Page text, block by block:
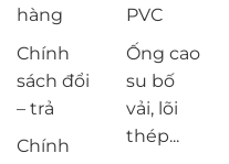
hàng
Chính
sách đổi
– trả
Chính
PVC
Ống cao
su bố
vải, lõi
thép...